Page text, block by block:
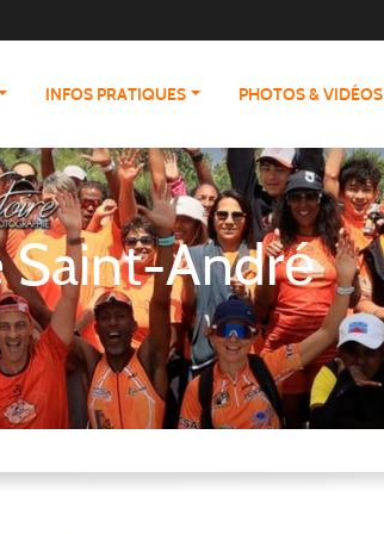
INFOS PRATIQUES PHOTOS & VIDÉOS
Saint-André